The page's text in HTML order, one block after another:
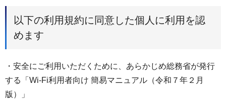
以下の利用規約に同意した個人に利用を認
めます
・安全にご利用いただくために、あらかじめ総務省が発行
する「Wi-Fi利用者向け 簡易マニュアル（令和７年２月
版）」